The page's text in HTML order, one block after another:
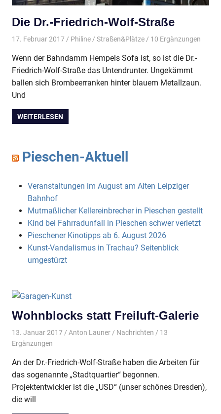
Die Dr.-Friedrich-Wolf-Straße
17. Februar 2017 Philine Straßen&Plätze/ 10 Ergänzungen
Wenn der Bahndamm Hempels Sofa ist, so ist die Dr.-
Friedrich-Wolf-Straße das Untendrunter. Ungekämmt
ballen sich Brombeerranken hinter blauem Metallzaun.
Und
WEITERLESEN
Pieschen-Aktuell
Veranstaltungen im August am Alten Leipziger
Bahnhof
Mutmaßlicher Kellereinbrecher in Pieschen gestellt
Kind bei Fahrradunfall in Pieschen schwer verletzt
Pieschener Kinotipps ab 6. August 2026
Kunst-Vandalismus in Trachau? Seitenblick
umgestürzt
Wohnblocks statt Freiluft-Galerie
13. Januar 2017 Anton Launer Nachrichten / 13
Ergänzungen
An der Dr.-Friedrich-Wolf-Straße haben die Arbeiten für
das sogenannte „Stadtquartier“ begonnen.
Projektentwickler ist die „USD“ (unser schönes Dresden),
die will